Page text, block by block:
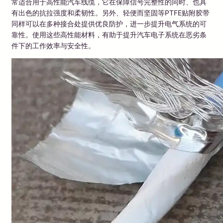
有出色的抗拉强度和柔韧性。另外、轻便而坚固等PTFE贴附胶带
同样可以在多种接合处提供优良防护，进一步提升电气系统的可
靠性。使用这些高性能材料，有助于提升汽车电子系统在恶劣条
件下的工作效率与安全性。